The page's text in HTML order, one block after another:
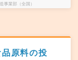
業部（全国）
原料の投